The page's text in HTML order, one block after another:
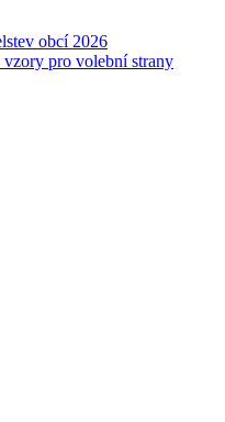
obcí 2026
vzory pro volební strany